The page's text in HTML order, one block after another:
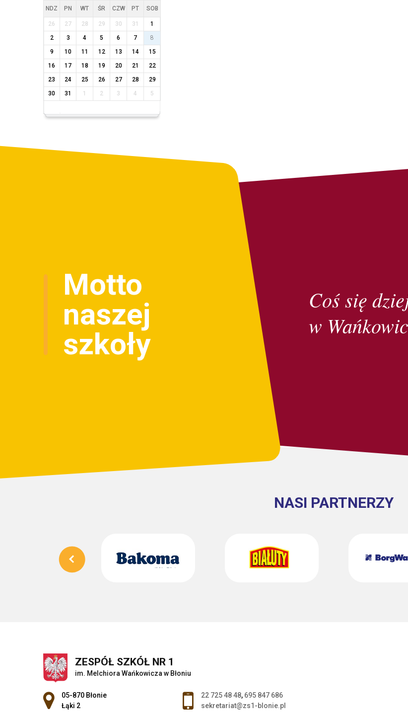
NDZ PN WT ŚR CZW PT SOB
26 27 28 29 30 31
1
2
3 4 5 6 7
8
9
10 11 12 13 14
15
16
17 18 19 20 21
22
23
24 25 26 27 28
29
30
31 1 2 3 4 5
Coś się
w
Motto
naszej
szkoły
NASI PARTNERZY
ZESPÓŁ SZKÓŁ NR 1
im. Melchiora Wańkowicza w Błoniu
Adres pocztowy:
05-870 Błonie
Łąki 2
22 725 48 48, 695 847 686
sekretariat@zs1-blonie.pl